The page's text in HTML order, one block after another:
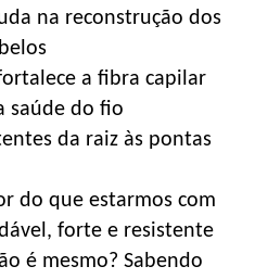
na reconstrução dos
a fibra capilar
saúde do fio
da raiz às pontas
do que estarmos com
forte e resistente
é mesmo? Sabendo